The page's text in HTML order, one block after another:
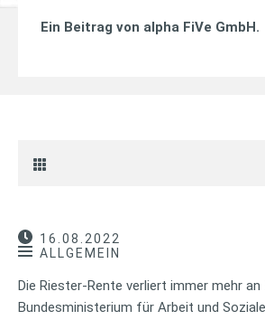
Ein Beitrag von alpha FiVe GmbH.
16.08.2022
ALLGEMEIN
Die Riester-Rente verliert immer mehr
Bundesministerium für Arbeit und